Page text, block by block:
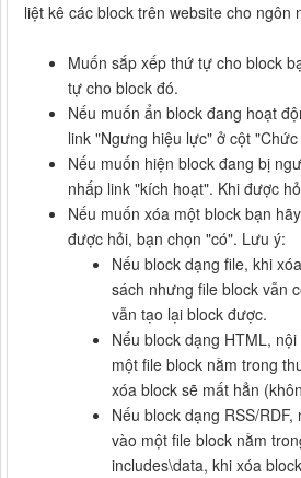
liệt kê các block trên website cho ngôn
Muốn sắp xếp thứ tự cho block
tự cho block đó.
Nếu muốn ẩn block đang hoạt
link "Ngưng hiệu lực" ở cột
Nếu muốn hiện block đang bị
nhấp link "kích hoạt". Khi được
Nếu muốn xóa một block bạn
được hỏi, bạn chọn "có". Lưu ý:
Nếu block dạng file, khi
sách nhưng file block vẫn
vẫn tạo lại block được.
Nếu block dạng HTML,
một file block nằm trong
xóa block sẽ mất hẳn
Nếu block dạng RSS/
vào một file block nằm
includes\data, khi xóa